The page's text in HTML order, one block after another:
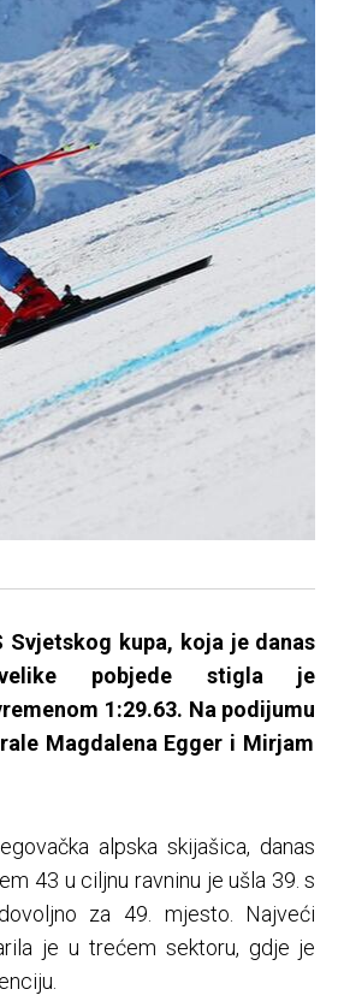
Svjetskog kupa, koja je danas
pobjede stigla je
1:29.63. Na podijumu
Magdalena Egger i Mirjam
alpska skijašica, danas
43 u ciljnu ravninu je ušla 39. s
za 49. mjesto. Najveći
je u trećem sektoru, gdje je